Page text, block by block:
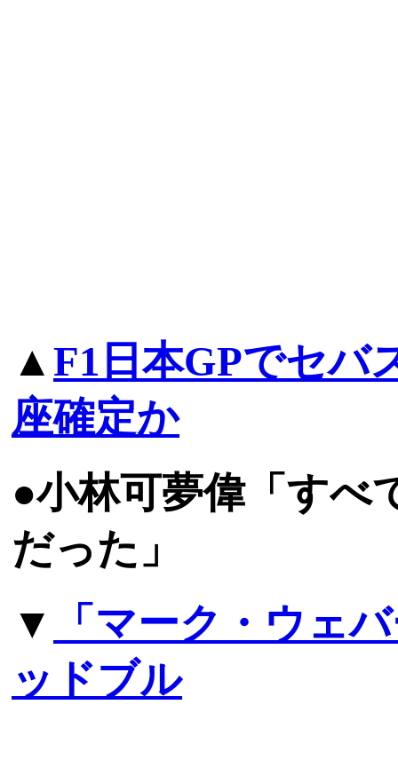
▲F1日本GPでセバ
座確定か
●小林可夢偉「すべ
だった」
▼
「マーク・ウェ
ッドブル